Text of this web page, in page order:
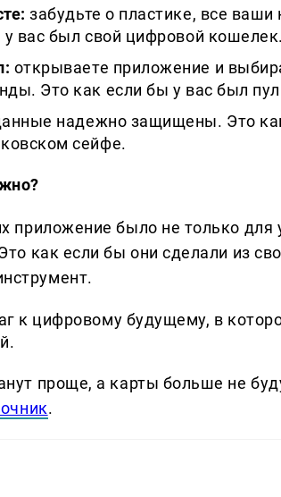
забудьте о пластике, все
у вас был свой цифровой
открываете приложение и
Это как если бы у вас был
надежно защищены. Это
сейфе.
приложение было не только для
как если бы они сделали из
к цифровому будущему, в
проще, а карты больше не
.